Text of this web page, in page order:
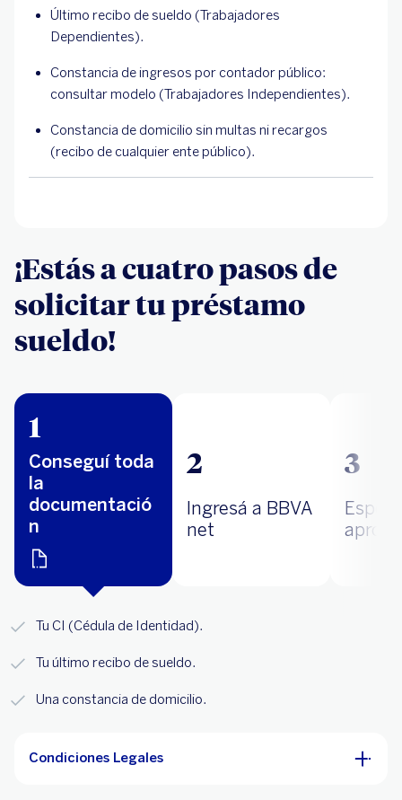
Último recibo de sueldo (Trabajadores
Dependientes).
Constancia de ingresos por contador público:
consultar modelo (Trabajadores Independientes).
Constancia de domicilio sin multas ni recargos
(recibo de cualquier ente público).
¡Estás a cuatro pasos de
solicitar tu préstamo
sueldo!
1
Conseguí toda
la
documentació
n
2
Ingresá a BBVA
net
3
Tu CI (Cédula de Identidad).
Tu último recibo de sueldo.
Una constancia de domicilio.
Condiciones Legales